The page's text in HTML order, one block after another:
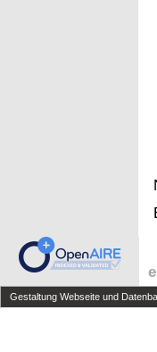
Gestaltung Webseite und